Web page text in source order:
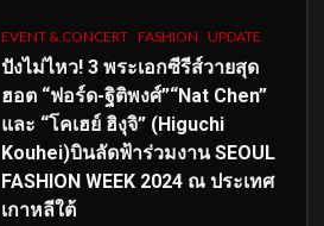
EVENT & CONCERT FASHION UPDATE
ปังไม่ไหว! 3 พระเอกซีรีส์วายสุด
ฮอต “ฟอร์ด-ฐิติพงศ์”“Nat Chen”
และ “โคเฮย์ ฮิงุจิ” (Higuchi
Kouhei)บินลัดฟ้าร่วมงาน SEOUL
FASHION WEEK 2024 ณ ประเทศ
เกาหลีใต้